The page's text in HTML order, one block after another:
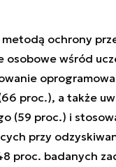
metodą ochrony
osobowe wśród
proc.), a także
(59 proc.) i
przy
proc. badanych